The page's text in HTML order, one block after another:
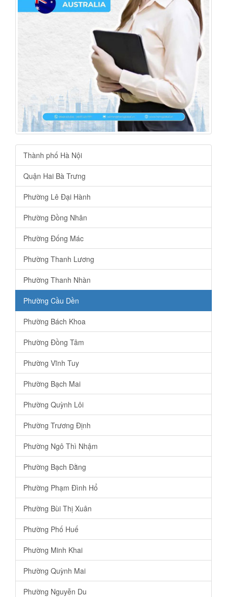
Thành phố Hà Nội
Quận Hai Bà Trưng
Phường Lê Đại Hành
Phường Đồng Nhân
Phường Đống Mác
Phường Thanh Lương
Phường Thanh Nhàn
Phường Cầu Dền
Phường Bách Khoa
Phường Đồng Tâm
Phường Vĩnh Tuy
Phường Bạch Mai
Phường Quỳnh Lôi
Phường Trương Định
Phường Ngô Thì Nhậm
Phường Bạch Đằng
Phường Phạm Đình Hổ
Phường Bùi Thị Xuân
Phường Phố Huế
Phường Minh Khai
Phường Quỳnh Mai
Phường Nguyễn Du